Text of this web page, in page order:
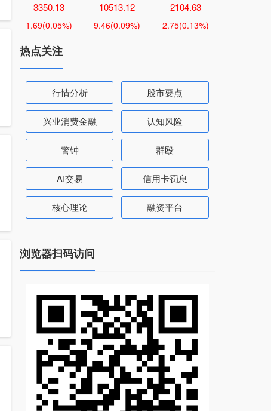
3350.13
1.69(0.05%)
10513.12
9.46(0.09%)
2104.63
2.75(0.13%)
热点关注
行情分析 股市要点
兴业消费金融 认知风险
警钟 群殴
AI交易 信用卡罚息
核心理论 融资平台
浏览器扫码访问